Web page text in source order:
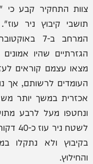
צוות התחקיר קבע
תושבי קיבוץ ניר
הגזרתיים שהיו
מצאו עצמם קוראים
העומדים לרשותם, אך
אכזרית במשך יותר
ונחטפו מעל לרבע
לשטח
בקיבוץ ולא נתקלו
והחילוץ.